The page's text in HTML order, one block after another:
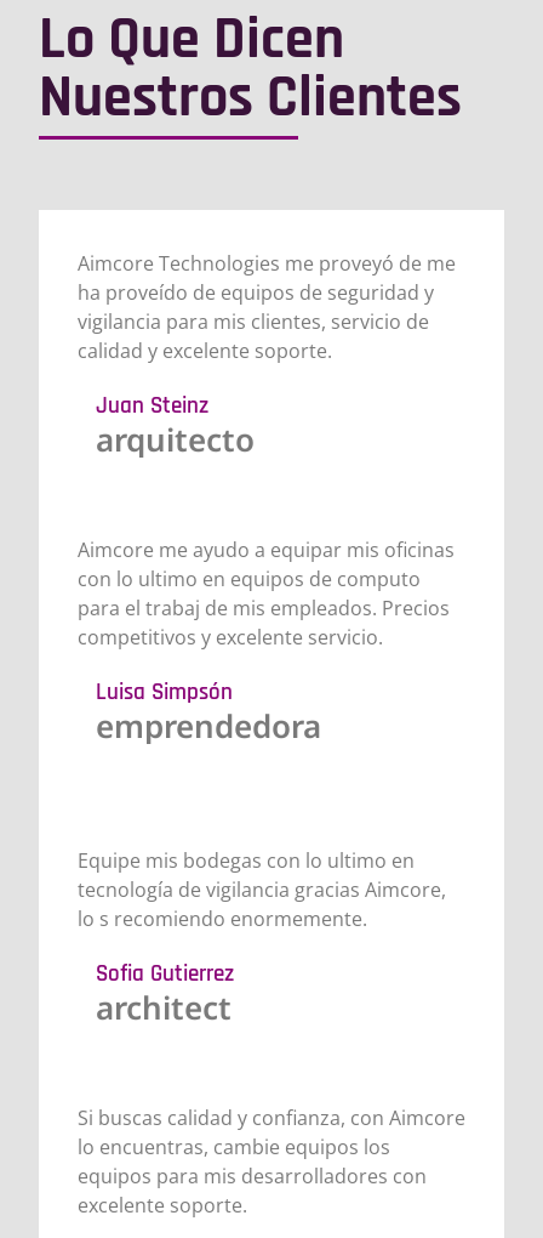
Lo Que Dicen
Nuestros Clientes
Aimcore Technologies me proveyó de me
ha proveído de equipos de seguridad y
vigilancia para mis clientes, servicio de
calidad y excelente soporte.
Juan Steinz
arquitecto
Aimcore me ayudo a equipar mis oficinas
con lo ultimo en equipos de computo
para el trabaj de mis empleados. Precios
competitivos y excelente servicio.
Luisa Simpsón
emprendedora
Equipe mis bodegas con lo ultimo en
tecnología de vigilancia gracias Aimcore,
lo s recomiendo enormemente.
Sofia Gutierrez
architect
Si buscas calidad y confianza, con Aimcore
lo encuentras, cambie equipos los
equipos para mis desarrolladores con
excelente soporte.